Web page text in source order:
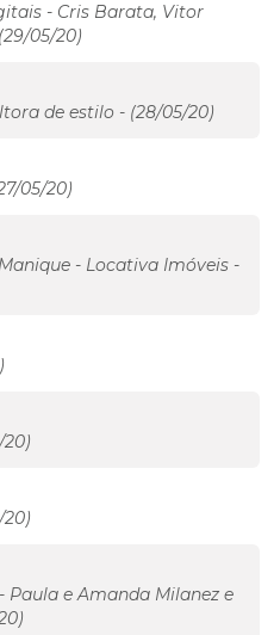
- Cris Barata, Vitor
05/20)
de estilo - (28/05/20)
05/20)
- Locativa Imóveis -
Paula e Amanda Milanez e